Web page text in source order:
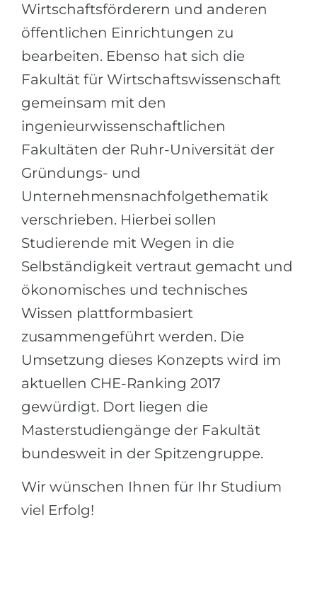
Wirtschaftsförderern und anderen
öffentlichen Einrichtungen zu
bearbeiten. Ebenso hat sich die
Fakultät für Wirtschaftswissenschaft
gemeinsam mit den
ingenieurwissenschaftlichen
Fakultäten der Ruhr-Universität der
Gründungs- und
Unternehmensnachfolgethematik
verschrieben. Hierbei sollen
Studierende mit Wegen in die
Selbständigkeit vertraut gemacht und
ökonomisches und technisches
Wissen plattformbasiert
zusammengeführt werden. Die
Umsetzung dieses Konzepts wird im
aktuellen CHE-Ranking 2017
gewürdigt. Dort liegen die
Masterstudiengänge der Fakultät
bundesweit in der Spitzengruppe.
Wir wünschen Ihnen für Ihr Studium
viel Erfolg!